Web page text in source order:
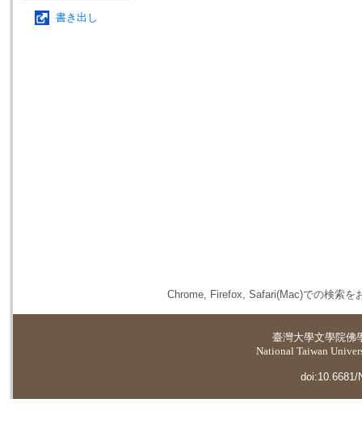
書き出し
Chrome, Firefox, Safari(Mac)での検索を
臺灣大學文學院佛
National Taiwan
doi:10.6681/